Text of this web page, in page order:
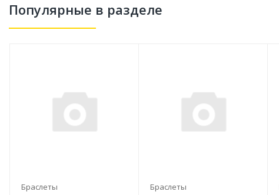
Популярные в разделе
Браслеты Браслеты